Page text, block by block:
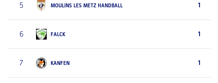
5 MOULINS LES METZ HANDBALL 1
6 FALCK 1
7 KANFEN 1